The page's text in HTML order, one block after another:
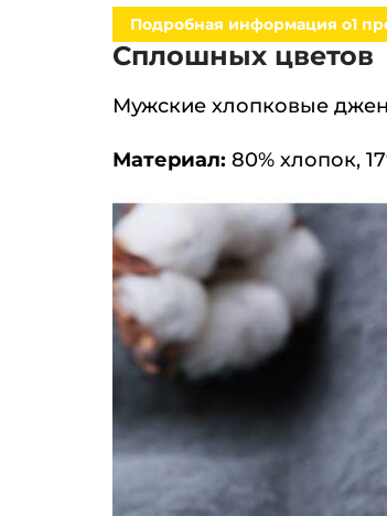
Подробная информация о1
Сплошных цветов
Мужские хлопковые
Материал: 80% хлопок,